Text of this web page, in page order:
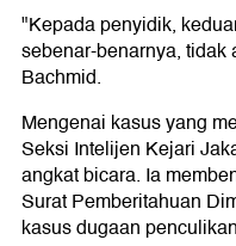
"Kepada penyidik,
sebenar-benarnya, tidak
Bachmid.
Mengenai kasus yang
Seksi Intelijen Kejari
angkat bicara. Ia
Surat Pemberitahuan
kasus dugaan